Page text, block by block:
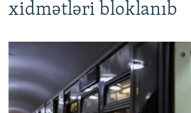
xidmətləri bloklanıb